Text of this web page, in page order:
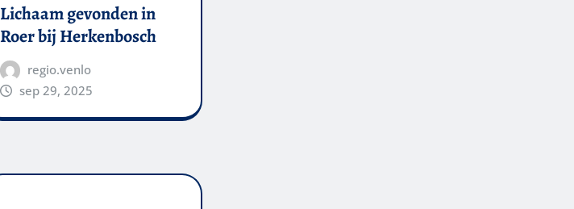
Lichaam gevonden in
Roer bij Herkenbosch
regio.venlo
sep 29, 2025